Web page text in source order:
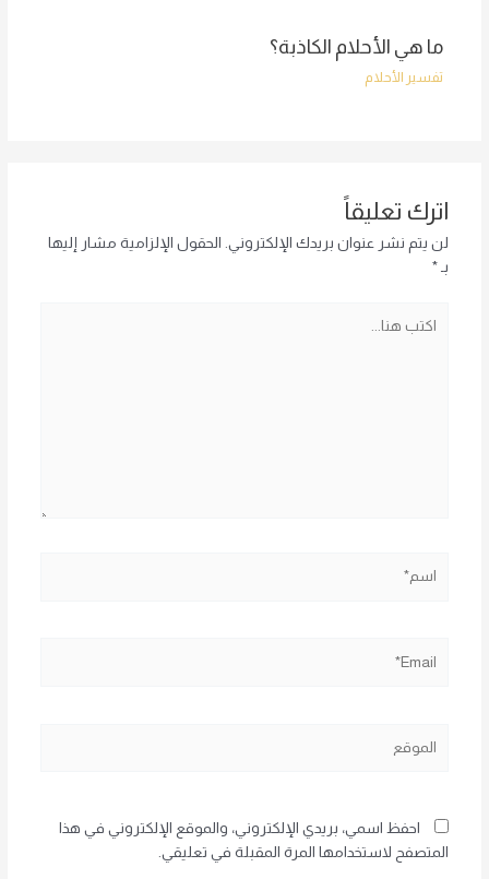
ما هي الأحلام الكاذبة؟
تفسير الأحلام
اترك تعليقاً
لن يتم نشر عنوان بريدك الإلكتروني. الحقول الإلزامية مشار إليها
بـ *
احفظ اسمي، بريدي الإلكتروني، والموقع الإلكتروني في هذا
المتصفح لاستخدامها المرة المقبلة في تعليقي.